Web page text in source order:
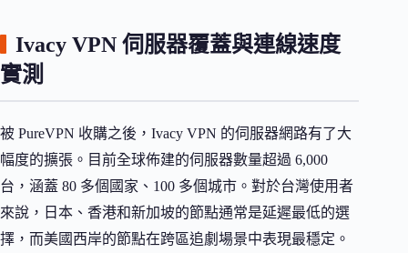
Ivacy VPN 伺服器覆蓋與連線速度
實測
被 PureVPN 收購之後，Ivacy VPN 的伺服器網路有了大
幅度的擴張。目前全球佈建的伺服器數量超過 6,000
台，涵蓋 80 多個國家、100 多個城市。對於台灣使用者
來說，日本、香港和新加坡的節點通常是延遲最低的選
擇，而美國西岸的節點在跨區追劇場景中表現最穩定。